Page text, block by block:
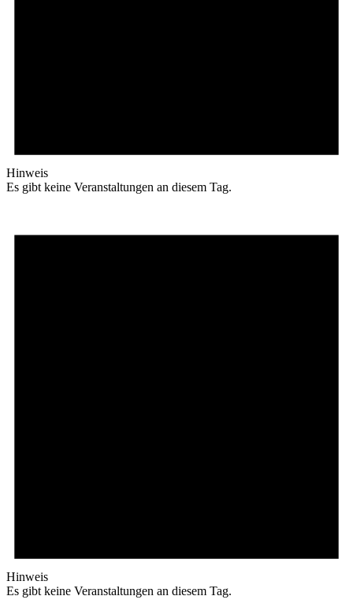
Hinweis
Es gibt keine Veranstaltungen an diesem Tag.
Hinweis
Es gibt keine Veranstaltungen an diesem Tag.